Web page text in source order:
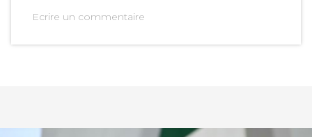
Ecrire un commentaire